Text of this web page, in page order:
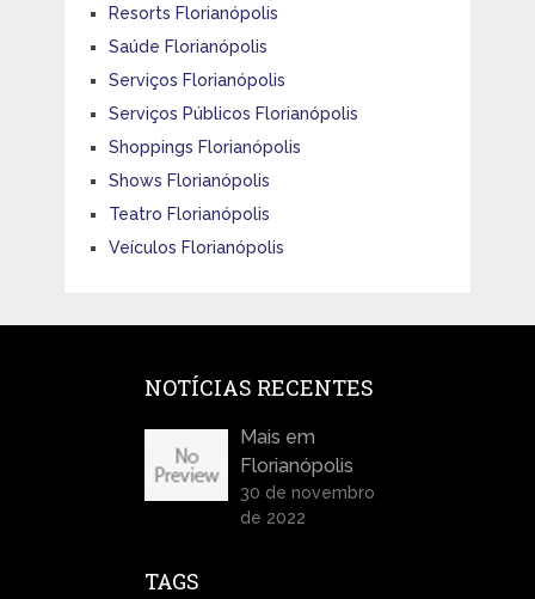
Resorts Florianópolis
Saúde Florianópolis
Serviços Florianópolis
Serviços Públicos Florianópolis
Shoppings Florianópolis
Shows Florianópolis
Teatro Florianópolis
Veículos Florianópolis
NOTÍCIAS RECENTES
Mais em
Florianópolis
30 de novembro
de 2022
TAGS